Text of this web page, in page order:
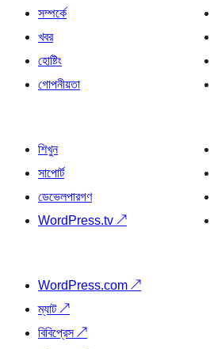
সম্পর্কে
খবর
হোষ্টিং
গোপনীয়তা
শিখুন
সাপোর্ট
ডেভেলপারগণ
WordPress.tv ↗
WordPress.com ↗
ম্যাট↗
বিবিপ্রেস↗